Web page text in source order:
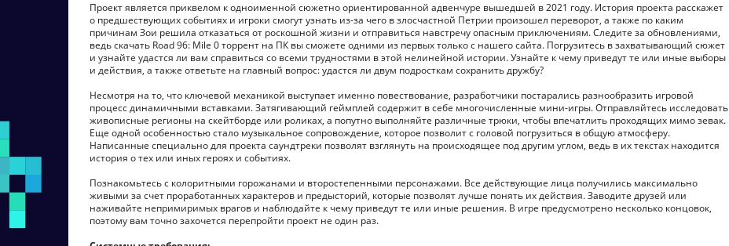
Проект является приквелом к одноименной сюжетно ориентированной адвенчуре вышедшей в 2021 году. История проекта расскажет
о предшествующих событиях и игроки смогут узнать из-за чего в злосчастной Петрии произошел переворот, а также по каким
причинам Зои решила отказаться от роскошной жизни и отправиться навстречу опасным приключениям. Следите за обновлениями,
ведь скачать Road 96: Mile 0 торрент на ПК вы сможете одними из первых только с нашего сайта. Погрузитесь в захватывающий сюжет
и узнайте удастся ли вам справиться со всеми трудностями в этой нелинейной истории. Узнайте к чему приведут те или иные выборы
и действия, а также ответьте на главный вопрос: удастся ли двум подросткам сохранить дружбу?
Несмотря на то, что ключевой механикой выступает именно повествование, разработчики постарались разнообразить игровой
процесс динамичными вставками. Затягивающий геймплей содержит в себе многочисленные мини-игры. Отправляйтесь исследовать
живописные регионы на скейтборде или роликах, а попутно выполняйте различные трюки, чтобы впечатлить проходящих мимо зевак.
Еще одной особенностью стало музыкальное сопровождение, которое позволит с головой погрузиться в общую атмосферу.
Написанные специально для проекта саундтреки позволят взглянуть на происходящее под другим углом, ведь в их текстах находится
история о тех или иных героях и событиях.
Познакомьтесь с колоритными горожанами и второстепенными персонажами. Все действующие лица получились максимально
живыми за счет проработанных характеров и предысторий, которые позволят лучше понять их действия. Заводите друзей или
наживайте непримиримых врагов и наблюдайте к чему приведут те или иные решения. В игре предусмотрено несколько концовок,
поэтому вам точно захочется перепройти проект не один раз.